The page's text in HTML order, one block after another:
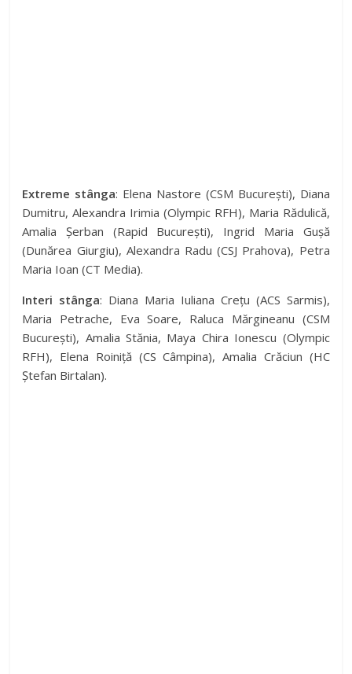
Extreme stânga: Elena Nastore (CSM București), Diana
Dumitru, Alexandra Irimia (Olympic RFH), Maria Rădulică,
Amalia Șerban (Rapid București), Ingrid Maria Gușă
(Dunărea Giurgiu), Alexandra Radu (CSJ Prahova), Petra
Maria Ioan (CT Media).
Interi stânga: Diana Maria Iuliana Crețu (ACS Sarmis),
Maria Petrache, Eva Soare, Raluca Mărgineanu (CSM
București), Amalia Stănia, Maya Chira Ionescu (Olympic
RFH), Elena Roiniță (CS Câmpina), Amalia Crăciun (HC
Ștefan Birtalan).